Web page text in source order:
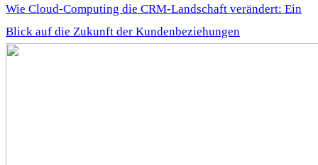
Wie Cloud-Computing die CRM-Landschaft verändert: Ein
Blick auf die Zukunft der Kundenbeziehungen